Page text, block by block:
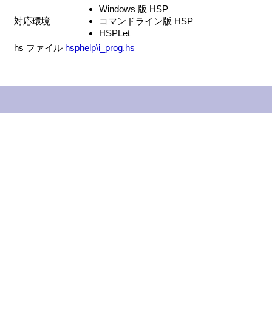
対応環境
Windows 版 HSP
コマンドライン版 HSP
HSPLet
hs ファイル hsphelp\i_prog.hs